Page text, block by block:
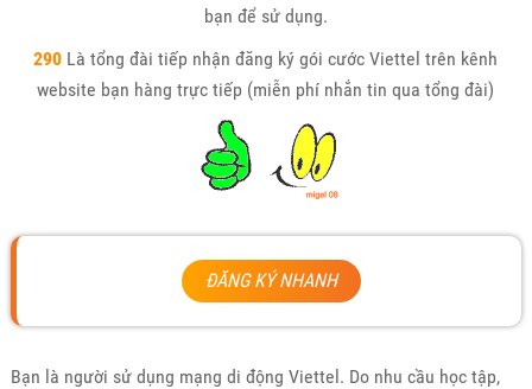
bạn để sử dụng.
290 Là tổng đài tiếp nhận đăng ký gói cước Viettel trên kênh
website bạn hàng trực tiếp (miễn phí nhắn tin qua tổng đài)
ĐĂNG KÝ NHANH
Bạn là người sử dụng mạng di động Viettel. Do nhu cầu học tập,